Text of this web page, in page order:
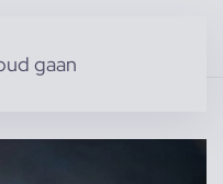
gaan